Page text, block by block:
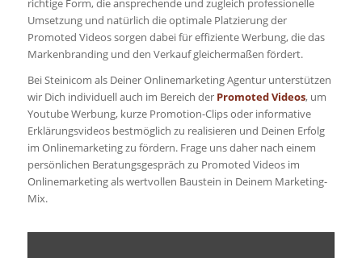
richtige Form, die ansprechende und zugleich professionelle
Umsetzung und natürlich die optimale Platzierung der
Promoted Videos sorgen dabei für effiziente Werbung, die das
Markenbranding und den Verkauf gleichermaßen fördert.
Bei Steinicom als Deiner Onlinemarketing Agentur unterstützen
wir Dich individuell auch im Bereich der Promoted Videos, um
Youtube Werbung, kurze Promotion-Clips oder informative
Erklärungsvideos bestmöglich zu realisieren und Deinen Erfolg
im Onlinemarketing zu fördern. Frage uns daher nach einem
persönlichen Beratungsgespräch zu Promoted Videos im
Onlinemarketing als wertvollen Baustein in Deinem Marketing-
Mix.